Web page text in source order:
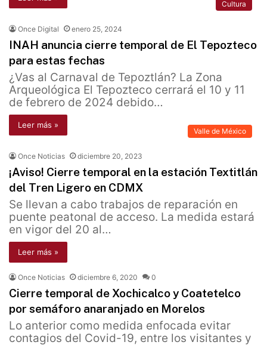
Cultura
Once Digital enero 25, 2024
INAH anuncia cierre temporal de El Tepozteco
para estas fechas
¿Vas al Carnaval de Tepoztlán? La Zona
Arqueológica El Tepozteco cerrará el 10 y 11
de febrero de 2024 debido…
Leer más »
Valle de México
Once Noticias diciembre 20, 2023
¡Aviso! Cierre temporal en la estación Textitlán
del Tren Ligero en CDMX
Se llevan a cabo trabajos de reparación en
puente peatonal de acceso. La medida estará
en vigor del 20 al…
Leer más »
Once Noticias diciembre 6, 2020 0
Cierre temporal de Xochicalco y Coatetelco
por semáforo anaranjado en Morelos
Lo anterior como medida enfocada evitar
contagios del Covid-19, entre los visitantes y